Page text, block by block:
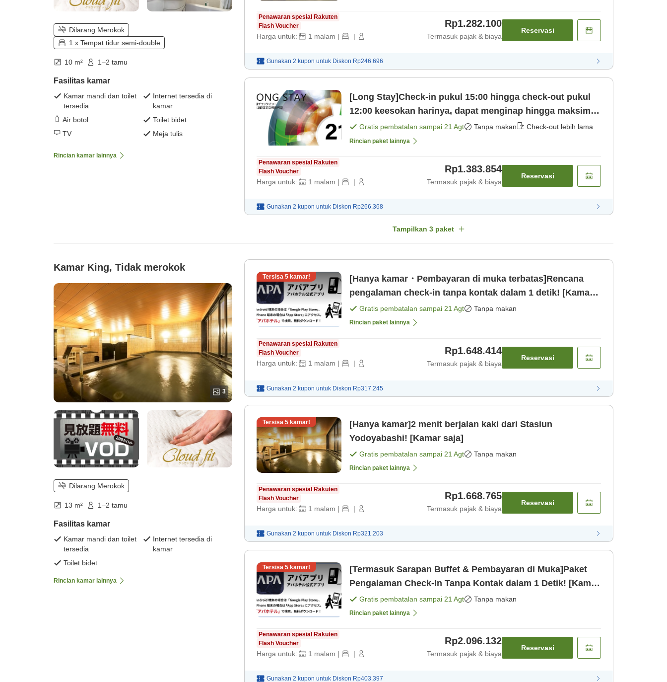
Dilarang Merokok
1 x Tempat tidur semi-double
10 m² 1–2 tamu
Fasilitas kamar
Kamar mandi dan toilet
tersedia
Internet tersedia di
kamar
Air botol
Toilet bidet
TV
Meja tulis
Rincian kamar lainnya
Penawaran spesial Rakuten
Flash Voucher
Harga untuk: 1 malam | |
Rp1.282.100
Termasuk pajak & biaya
Reservasi
Gunakan 2 kupon untuk Diskon Rp246.696
[Long Stay]Check-in pukul 15:00 hingga check-out pukul
12:00 keesokan harinya, dapat menginap hingga maksimal
21 jam. [Kamar saja]
Gratis pembatalan sampai 21 Agt Tanpa makan Check-out lebih lama
Rincian paket lainnya
Penawaran spesial Rakuten
Flash Voucher
Harga untuk: 1 malam | |
Rp1.383.854
Termasuk pajak & biaya
Reservasi
Gunakan 2 kupon untuk Diskon Rp266.368
Tampilkan 3 paket
Kamar King, Tidak merokok
3
Dilarang Merokok
13 m² 1–2 tamu
Fasilitas kamar
Kamar mandi dan toilet
tersedia
Internet tersedia di
kamar
Toilet bidet
Rincian kamar lainnya
Tersisa 5 kamar!
[Hanya kamar・Pembayaran di muka terbatas]Rencana
pengalaman check-in tanpa kontak dalam 1 detik! [Kamar
saja]Gratis pembatalan sampai 21 Agt Tanpa makan
Rincian paket lainnya
Penawaran spesial Rakuten
Flash Voucher
Harga untuk: 1 malam | |
Rp1.648.414
Termasuk pajak & biaya
Reservasi
Gunakan 2 kupon untuk Diskon Rp317.245
Tersisa 5 kamar!
[Hanya kamar]2 menit berjalan kaki dari Stasiun
Yodoyabashi! [Kamar saja]
Gratis pembatalan sampai 21 Agt Tanpa makan
Rincian paket lainnya
Penawaran spesial Rakuten
Flash Voucher
Harga untuk: 1 malam | |
Rp1.668.765
Termasuk pajak & biaya
Reservasi
Gunakan 2 kupon untuk Diskon Rp321.203
Tersisa 5 kamar!
[Termasuk Sarapan Buffet & Pembayaran di Muka]Paket
Pengalaman Check-In Tanpa Kontak dalam 1 Detik! [Kamar
saja]Gratis pembatalan sampai 21 Agt Tanpa makan
Rincian paket lainnya
Penawaran spesial Rakuten
Flash Voucher
Harga untuk: 1 malam | |
Rp2.096.132
Termasuk pajak & biaya
Reservasi
Gunakan 2 kupon untuk Diskon Rp403.397